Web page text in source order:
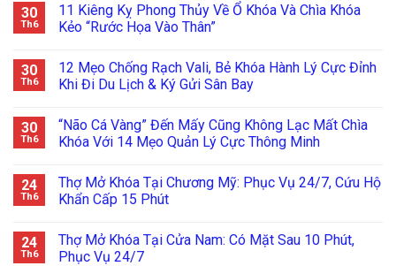
30
Th6
11 Kiêng Kỵ Phong Thủy Về Ổ Khóa Và Chìa Khóa
Kẻo “Rước Họa Vào Thân”
30
Th6
12 Mẹo Chống Rạch Vali, Bẻ Khóa Hành Lý Cực Đỉnh
Khi Đi Du Lịch & Ký Gửi Sân Bay
30
Th6
“Não Cá Vàng” Đến Mấy Cũng Không Lạc Mất Chìa
Khóa Với 14 Mẹo Quản Lý Cực Thông Minh
24
Th6
Thợ Mở Khóa Tại Chương Mỹ: Phục Vụ 24/7, Cứu Hộ
Khẩn Cấp 15 Phút
24
Th6
Thợ Mở Khóa Tại Cửa Nam: Có Mặt Sau 10 Phút,
Phục Vụ 24/7